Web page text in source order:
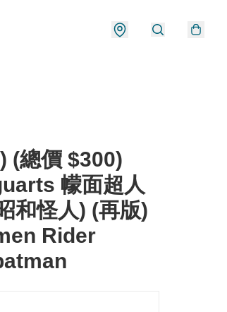
(總價 $300)
幪面超人
和怪人) (再版)
Rider